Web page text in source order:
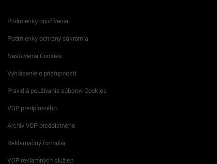
Podmienky používania
Podmienky ochrany súkromia
Nastavenia Cookies
Vyhlásenie o prístupnosti
Pravidlá používania súborov Cookies
VOP predplatného
Archív VOP predplatného
Reklamačný formulár
VOP reklamných služieb